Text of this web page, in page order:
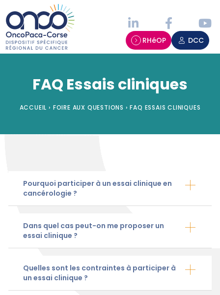
RHéOP DCC
FAQ Essais cliniques
ACCUEIL › FOIRE AUX QUESTIONS › FAQ ESSAIS CLINIQUES
Pourquoi participer à un essai clinique en
cancérologie ?
Dans quel cas peut-on me proposer un
essai clinique ?
Quelles sont les contraintes à participer à
un essai clinique ?
Panneau de gestion des cookies